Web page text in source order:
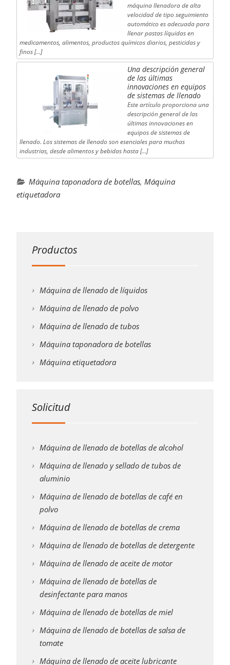
máquina llenadora de alta
velocidad de tipo seguimiento
automático es adecuada para
llenar pastas líquidas en
medicamentos, alimentos, productos químicos diarios, pesticidas y
finos […]
Una descripción general
de las últimas
innovaciones en equipos
de sistemas de llenado
Este artículo proporciona una
descripción general de las
últimas innovaciones en
equipos de sistemas de
llenado. Los sistemas de llenado son esenciales para muchas
industrias, desde alimentos y bebidas hasta […]
Máquina taponadora de botellas, Máquina
etiquetadora
Productos
Máquina de llenado de líquidos
Máquina de llenado de polvo
Máquina de llenado de tubos
Máquina taponadora de botellas
Máquina etiquetadora
Solicitud
Máquina de llenado de botellas de alcohol
Máquina de llenado y sellado de tubos de
aluminio
Máquina de llenado de botellas de café en
polvo
Máquina de llenado de botellas de crema
Máquina de llenado de botellas de detergente
Máquina de llenado de aceite de motor
Máquina de llenado de botellas de
desinfectante para manos
Máquina de llenado de botellas de miel
Máquina de llenado de botellas de salsa de
tomate
Máquina de llenado de aceite lubricante